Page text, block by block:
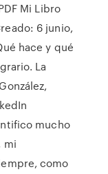
Mi Libro
6 junio,
hace y qué
La
mucho
mi
como